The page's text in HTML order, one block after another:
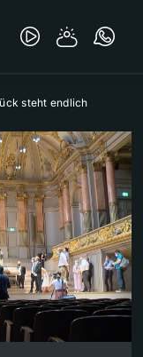
steht endlich